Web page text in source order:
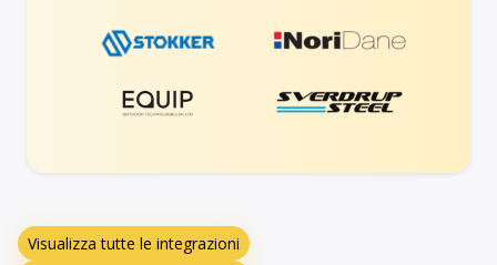
Visualizza tutte le integrazioni